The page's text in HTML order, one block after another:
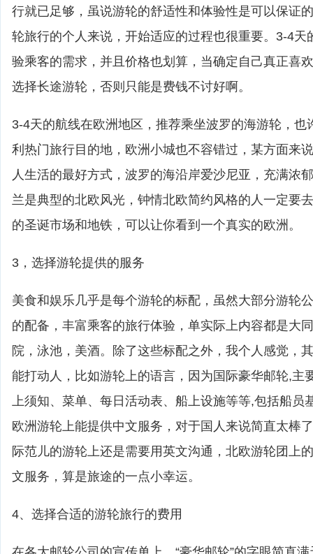
行就已足够，虽说游轮的舒适性和体验性是可以保证
轮旅行的个人来说，开始适应的过程也很重要。3-4天
验乘客的需求，并且价格也划算，当确定自己真正喜
选择长途游轮，否则只能是费钱不讨好啊。
3-4天的航线在欧洲地区，推荐乘坐波罗的海游轮，也
利热门旅行目的地，欧洲小城也不容错过，某方面来
人生活的最好方式，波罗的海沿岸爱沙尼亚，充满浓
兰是典型的北欧风光，钟情北欧简约风格的人一定要
的圣诞市场和地铁，可以让你看到一个真实的欧洲。
3，选择游轮提供的服务
美食和娱乐几乎是每个游轮的标配，虽然大部分游轮
的配备，丰富乘客的旅行体验，单实际上内容都是大
院，泳池，美酒。除了这些标配之外，我个人感觉，
能打动人，比如游轮上的语言，因为国际豪华邮轮,主
上须知、菜单、每日活动表、船上设施等等,包括船员
欧洲游轮上能提供中文服务，对于国人来说简直太棒
际范儿的游轮上还是需要用英文沟通，北欧游轮团上
文服务，算是旅途的一点小幸运。
4、选择合适的游轮旅行的费用